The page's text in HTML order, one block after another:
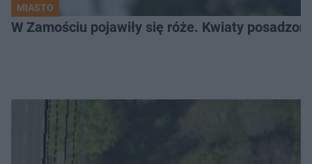
MIASTO
W Zamościu pojawiły się róże. Kwiaty